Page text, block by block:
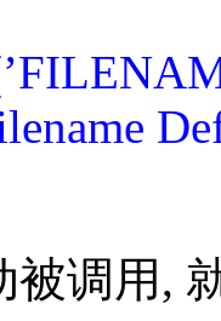
被调用,